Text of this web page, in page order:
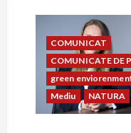
COMUNICAT
COMUNICATE DE
green
Mediu
NATURA